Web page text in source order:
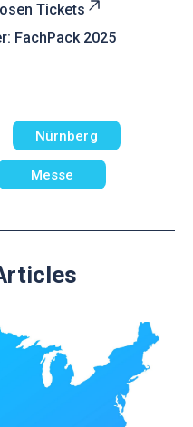
Tickets
FachPack 2025
Nürnberg
Messe